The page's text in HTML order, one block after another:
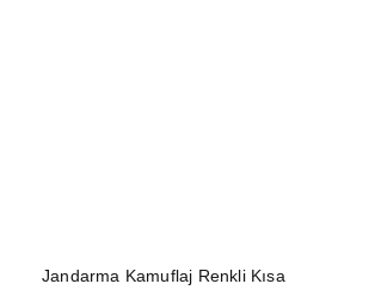
Jandarma Kamuflaj Renkli Kısa